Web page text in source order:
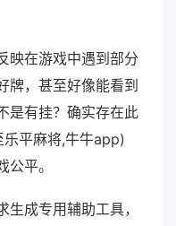
映在游戏中遇到部分
牌，甚至好像能看到
是有挂？确实存在此
平麻将,牛牛app)
平。
成专用辅助工具，